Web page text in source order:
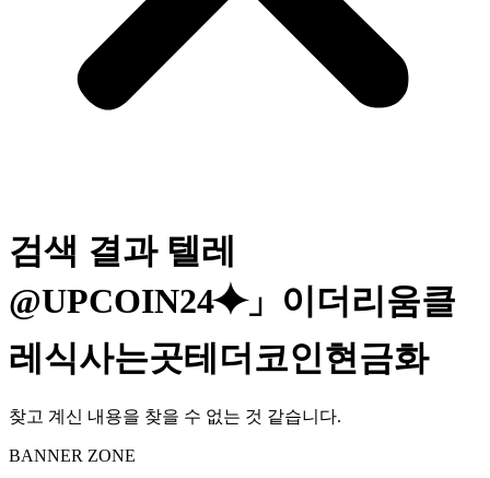
검색 결과 텔레
@UPCOIN24⯌」이더리움클
레식사는곳테더코인현금화
찾고 계신 내용을 찾을 수 없는 것 같습니다.
BANNER ZONE